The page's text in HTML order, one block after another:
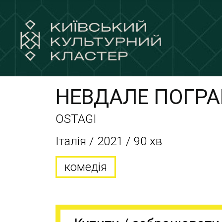
НЕВДАЛЕ
OSTAGI
Італія / 2021 / 90 хв
комедія